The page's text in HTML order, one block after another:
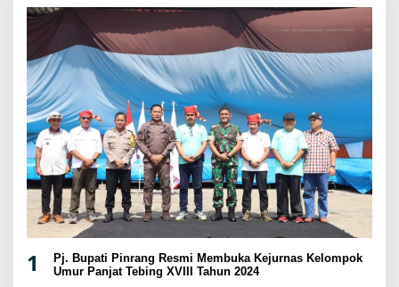
1
Pj. Bupati Pinrang Resmi Membuka Kejurnas Kelompok
Umur Panjat Tebing XVIII Tahun 2024